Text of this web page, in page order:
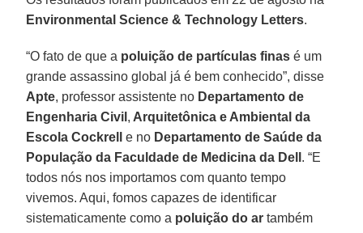
Environmental Science & Technology Letters.
“O fato de que a poluição de partículas finas é um
grande assassino global já é bem conhecido”, disse
Apte, professor assistente no Departamento de
Engenharia Civil , Arquitetônica e Ambiental da
Escola Cockrelle no Departamento de Saúde da
População da Faculdade de Medicina da Dell . “E
todos nós nos importamos com quanto tempo
vivemos. Aqui, fomos capazes de identificar
sistematicamente como a poluição do ar também